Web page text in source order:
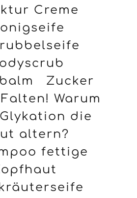
Creme
Zucker
Warum
die
altern?
fettige